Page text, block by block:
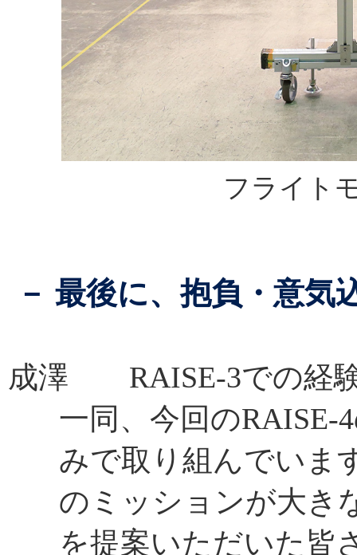
フライト
－ 最後に、抱負・意気
成澤 RAISE-3での経験
一同、今回のRAISE-
みで取り組んでいま
のミッションが大き
を提案いただいた皆